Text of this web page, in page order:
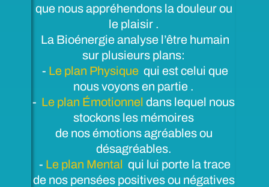
que nous appréhendons la douleur ou
le plaisir .
La Bioénergie analyse l’être humain
sur plusieurs plans:
- Le plan Physiquequi est celui que
nous voyons en partie .
- Le plan Émotionnel dans lequel nous
stockons les mémoires
de nos émotions agréables ou
désagréables.
- Le plan Mental qui lui porte la trace
de nos pensées positives ou négatives